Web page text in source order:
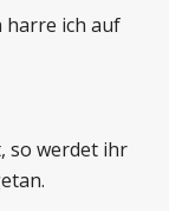
harre ich auf
so werdet ihr